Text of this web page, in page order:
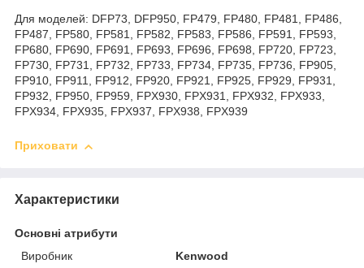
Для моделей: DFP73, DFP950, FP479, FP480, FP481, FP486,
FP487, FP580, FP581, FP582, FP583, FP586, FP591, FP593,
FP680, FP690, FP691, FP693, FP696, FP698, FP720, FP723,
FP730, FP731, FP732, FP733, FP734, FP735, FP736, FP905,
FP910, FP911, FP912, FP920, FP921, FP925, FP929, FP931,
FP932, FP950, FP959, FPX930, FPX931, FPX932, FPX933,
FPX934, FPX935, FPX937, FPX938, FPX939
Приховати
Характеристики
Основні атрибути
Виробник
Kenwood